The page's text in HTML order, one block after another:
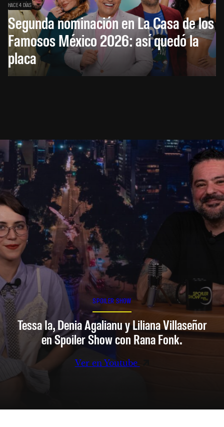
HACE 4 DÍAS
Segunda nominación en La Casa de los
Famosos México 2026: así quedó la
placa
SPOILER SHOW
Tessa Ia, Denia Agalianu y Liliana Villaseñor
en Spoiler Show con Rana Fonk.
Ver en Youtube